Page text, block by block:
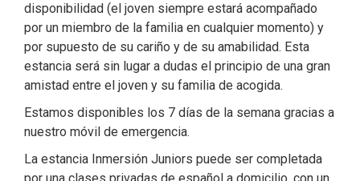
disponibilidad (el joven siempre estará acompañado
por un miembro de la familia en cualquier momento) y
por supuesto de su cariño y de su amabilidad. Esta
estancia será sin lugar a dudas el principio de una gran
amistad entre el joven y su familia de acogida.
Estamos disponibles los 7 días de la semana gracias a
nuestro móvil de emergencia.
La estancia Inmersión Juniors puede ser completada